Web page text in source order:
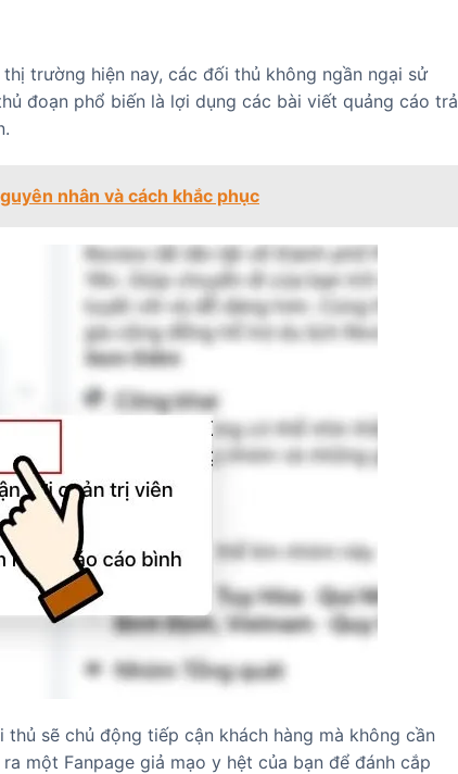
trường hiện nay, các đối thủ không ngần ngại sử
đoạn phổ biến là lợi dụng các bài viết quảng cáo trả
nhân và cách khắc phục
sẽ chủ động tiếp cận khách hàng mà không cần
một Fanpage giả mạo y hệt của bạn để đánh cắp